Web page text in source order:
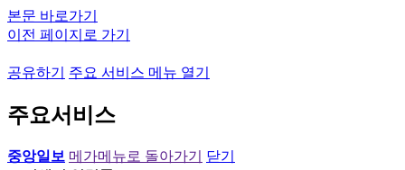
본문 바로가기
이전 페이지로 가기
공유하기 주요 서비스 메뉴 열기
주요서비스
중앙일보 메가메뉴로 돌아가기
닫기